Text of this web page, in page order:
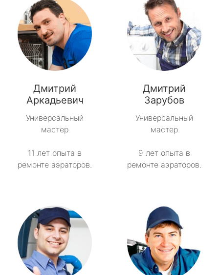
Дмитрий
Аркадьевич
Универсальный
мастер
11 лет опыта в
ремонте аэраторов.
Дмитрий
Зарубов
Универсальный
мастер
9 лет опыта в
ремонте аэраторов.